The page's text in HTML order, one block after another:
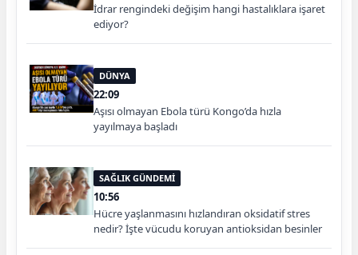
İdrar rengindeki değişim hangi hastalıklara işaret
ediyor?
DÜNYA
22:09
Aşısı olmayan Ebola türü Kongo’da hızla
yayılmaya başladı
SAĞLIK GÜNDEMİ
10:56
Hücre yaşlanmasını hızlandıran oksidatif stres
nedir? İşte vücudu koruyan antioksidan besinler